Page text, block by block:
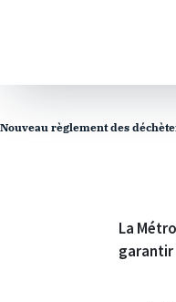
Nouveau règlement des
La
garantir